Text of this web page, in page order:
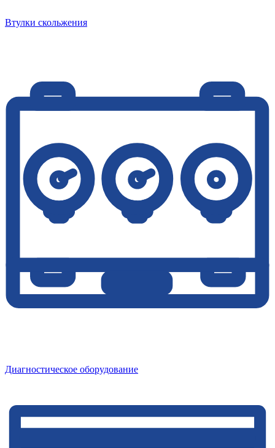
Втулки скольжения
Диагностическое оборудование